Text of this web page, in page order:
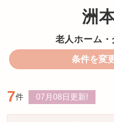
老人ホームを
円か
老人ホームの種類
洲
老人ホーム
条件を変
7件 07月08日 更新!